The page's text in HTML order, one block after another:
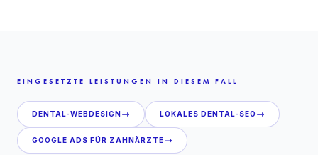
EINGESETZTE LEISTUNGEN IN DIESEM FALL
DENTAL-WEBDESIGN LOKALES DENTAL-SEO
GOOGLE ADS FÜR ZAHNÄRZTE